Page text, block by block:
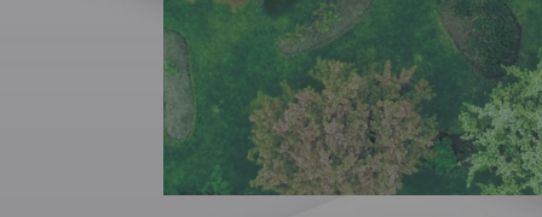
Dato en Pauta Señal 2
Contenido Patrocinado